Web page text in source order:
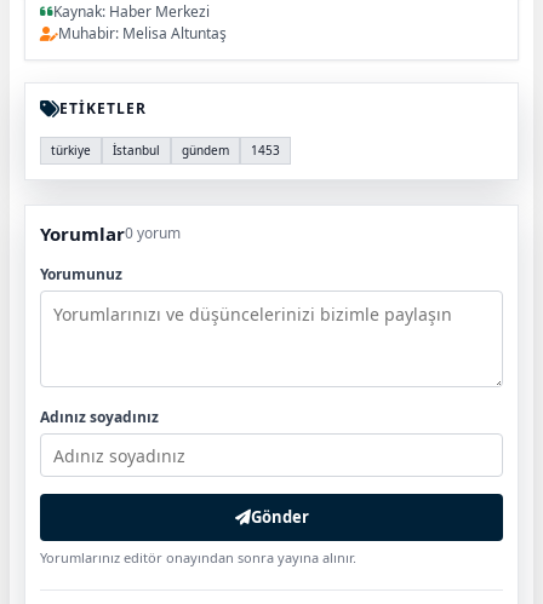
Kaynak: Haber Merkezi
Muhabir: Melisa Altuntaş
ETİKETLER
türkiye İstanbul gündem 1453
Yorumlar0 yorum
Yorumunuz
Adınız soyadınız
Gönder
Yorumlarınız editör onayından sonra yayına alınır.